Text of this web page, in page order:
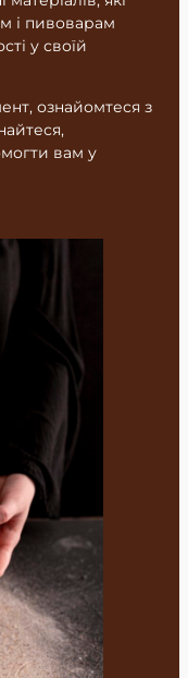
і пивоварам
у своїй
ознайомтеся з
вам у